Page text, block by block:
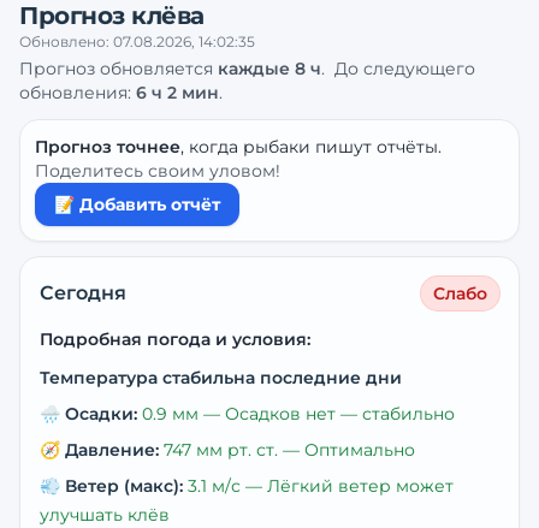
Прогноз клёва
Обновлено: 07.08.2026, 14:02:35
Прогноз обновляется каждые 8 ч. До следующего
обновления: 6 ч 2 мин.
Прогноз точнее, когда рыбаки пишут отчёты.
Поделитесь своим уловом!
📝 Добавить отчёт
Сегодня Слабо
Подробная погода и условия:
Температура стабильна последние дни
🌧️ Осадки: 0.9 мм — Осадков нет — стабильно
🧭 Давление: 747 мм рт. ст. — Оптимально
💨 Ветер (макс): 3.1 м/с — Лёгкий ветер может
улучшать клёв